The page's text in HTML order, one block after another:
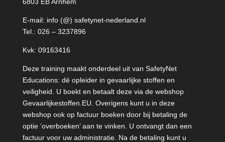
E-mail: info (@) safetynet-nederland.nl
Tel.: 026 – 3237896
Kvk: 09163416
Deze training maakt onderdeel uit van SafetyNet
Educations: dé opleider in gevaarlijke stoffen en
veiligheid. U boekt en betaalt deze via de webshop
Gevaarlijkestoffen.EU . Overigens kunt u in deze
webshop ook op factuur boeken door bij betaling de
optie ‘overboeken’ aan te vinken. U ontvangt dan een
factuur voor uw administratie. Na de betaling kunt u